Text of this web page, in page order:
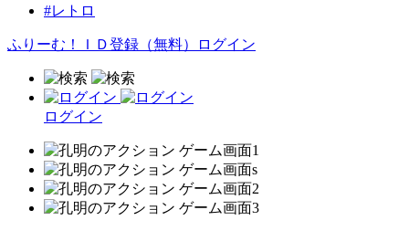
#レトロ
ふりーむ！ＩＤ登録（無料） ログイン
ログイン